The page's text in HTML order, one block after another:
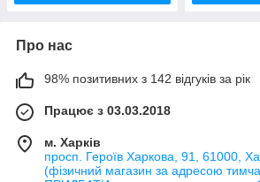
Про нас
98% позитивних з 142 відгуків за рік
Працює з 03.03.2018
м. Харків
просп. Героїв Харкова, 91, 61000,
(фізичний магазин за адресою